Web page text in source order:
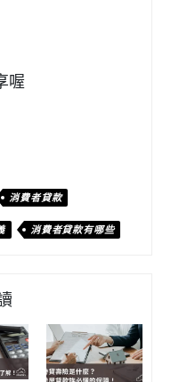
喔
消費者貸款
消費者貸款有哪些